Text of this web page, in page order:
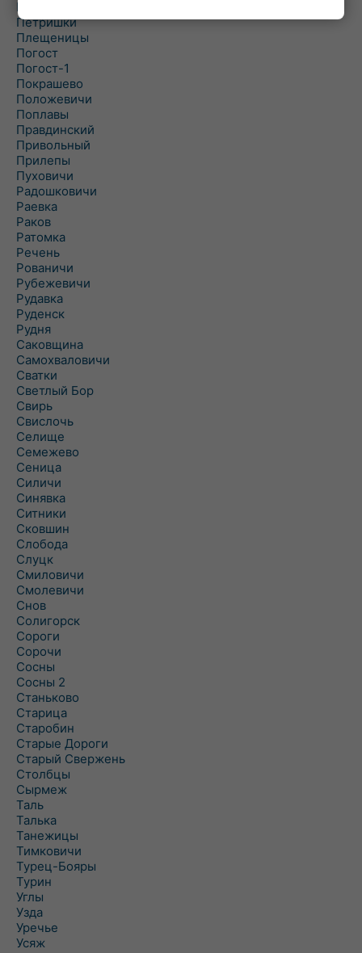
Першаи
Петришки
Плещеницы
Погост
Погост-1
Покрашево
Положевичи
Поплавы
Правдинский
Привольный
Прилепы
Пуховичи
Радошковичи
Раевка
Раков
Ратомка
Речень
Рованичи
Рубежевичи
Рудавка
Руденск
Рудня
Саковщина
Самохваловичи
Сватки
Светлый Бор
Свирь
Свислочь
Селище
Семежево
Сеница
Силичи
Синявка
Ситники
Сковшин
Слобода
Слуцк
Смиловичи
Смолевичи
Снов
Солигорск
Сороги
Сорочи
Сосны
Сосны 2
Станьково
Старица
Старобин
Старые Дороги
Старый Свержень
Столбцы
Сырмеж
Таль
Талька
Танежицы
Тимковичи
Турец-Бояры
Турин
Углы
Узда
Уречье
Усяж